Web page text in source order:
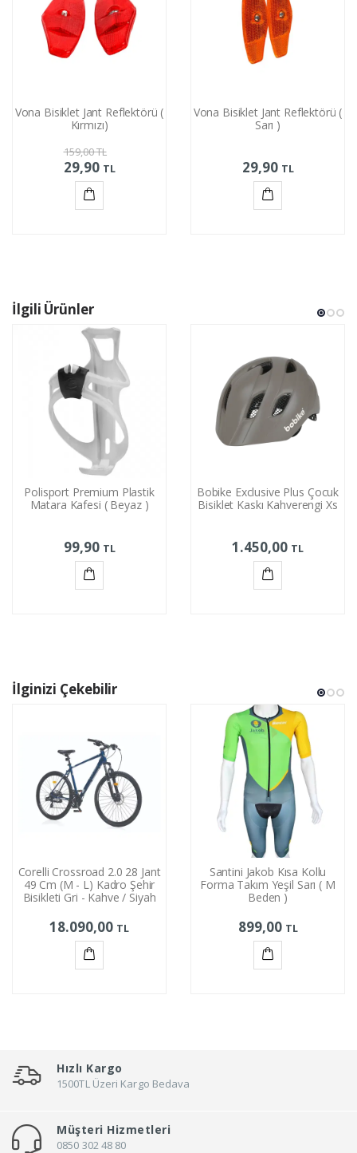
Vona Bisiklet Jant Reflektörü (
Kırmızı)
159,00TL
29,90 TL
Vona Bisiklet Jant Reflektörü (
Sarı )
29,90 TL
İlgili Ürünler
Polisport Premium Plastik
Matara Kafesi ( Beyaz )
99,90 TL
Bobike Exclusive Plus Çocuk
Bisiklet Kaskı Kahverengi Xs
1.450,00 TL
İlginizi Çekebilir
Corelli Crossroad 2.0 28 Jant
49 Cm (M - L) Kadro Şehir
Bisikleti Gri - Kahve / Siyah
18.090,00 TL
Santini Jakob Kısa Kollu
Forma Takım Yeşil Sarı ( M
Beden )
899,00 TL
Hızlı Kargo
1500TL Üzeri Kargo Bedava
Müşteri Hizmetleri
0850 302 48 80